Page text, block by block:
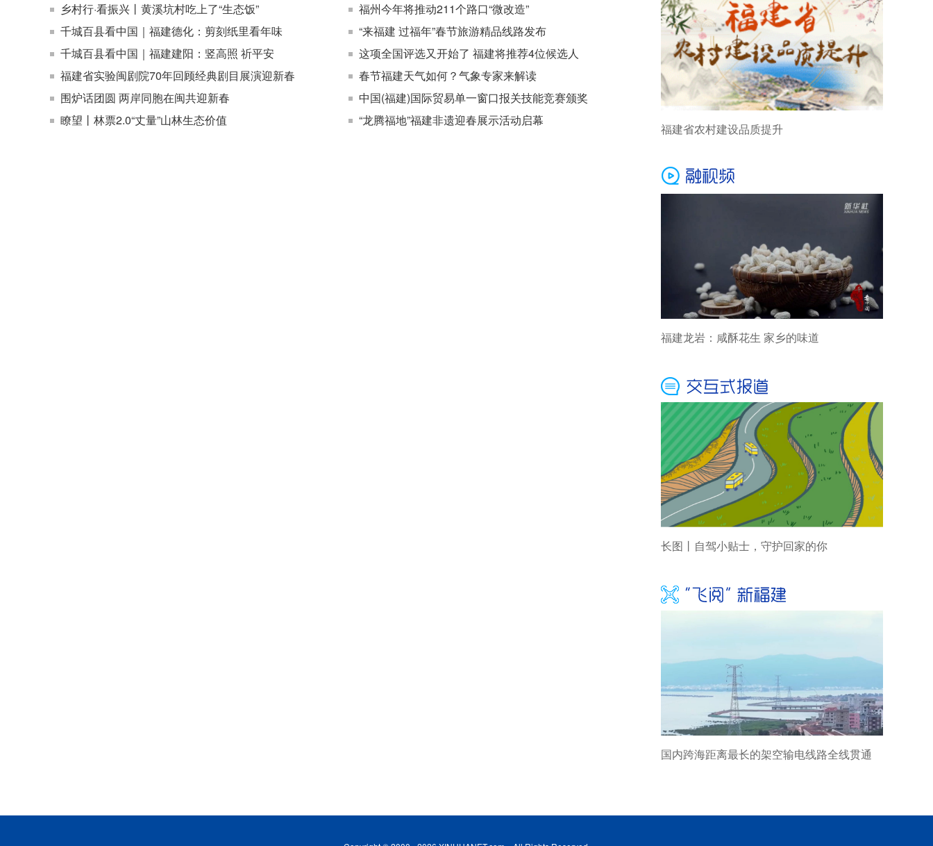
乡村行·看振兴丨黄溪坑村吃上了“生态饭”
千城百县看中国｜福建德化：剪刻纸里看年味
千城百县看中国｜福建建阳：竖高照 祈平安
福建省实验闽剧院70年回顾经典剧目展演迎新春
围炉话团圆 两岸同胞在闽共迎新春
瞭望丨林票2.0“丈量”山林生态价值
福州今年将推动211个路口“微改造”
“来福建 过福年”春节旅游精品线路发布
这项全国评选又开始了 福建将推荐4位候选人
春节福建天气如何？气象专家来解读
中国(福建)国际贸易单一窗口报关技能竞赛颁奖
“龙腾福地”福建非遗迎春展示活动启幕
福建省农村建设品质提升
福建龙岩：咸酥花生 家乡的味道
长图丨自驾小贴士，守护回家的你
国内跨海距离最长的架空输电线路全线贯通